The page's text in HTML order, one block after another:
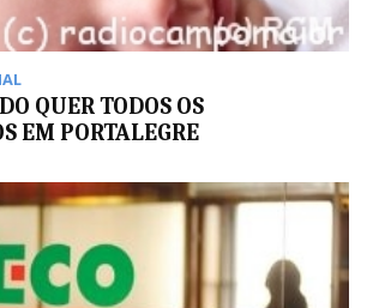
QUER TODOS OS
EM PORTALEGRE